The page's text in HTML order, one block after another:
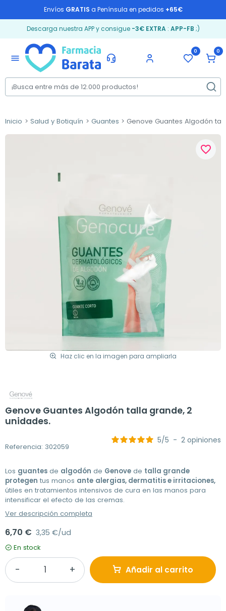
Envíos GRATIS a Península en pedidos +65€
Descarga nuestra APP y consigue -3€ EXTRA: APP-FB ;)
menu
0 0
Inicio Salud y Botiquín Guantes Genove Guantes Algodón
Haz clic en la imagen para ampliarla
favorite_border
Genove Guantes Algodón talla grande, 2
unidades.
Referencia: 302059
5/5 - 2 opiniones
Los guantes de algodón de Genove de talla grande
protegen tus manos ante alergias, dermatitis e irritaciones,
útiles en tratamientos intensivos de cura en las manos para
intensificar el efecto de las cremas.
Ver descripción completa
6,70 € 3,35 €/ud
En stock
Añadir al carrito